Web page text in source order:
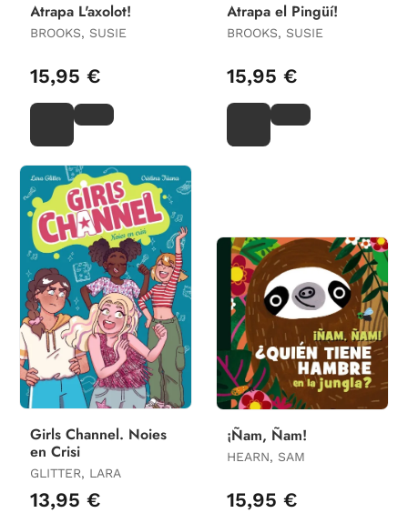
Atrapa L'axolot!
BROOKS, SUSIE
15,95 €
Atrapa el Pingüí!
BROOKS, SUSIE
15,95 €
Girls Channel. Noies
en Crisi
GLITTER, LARA
13,95 €
¡Ñam, Ñam!
HEARN, SAM
15,95 €